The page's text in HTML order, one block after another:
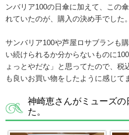
ンバリア100の日傘に加えて、この
れていたのが、購入の決め手でした。
サンバリア100や芦屋ロサブランも
い続けられるか分からないものに
ょっとやだな」と思ってたので、税
も良いお買い物をしたように感じて
神崎恵さんがミューズの
た。